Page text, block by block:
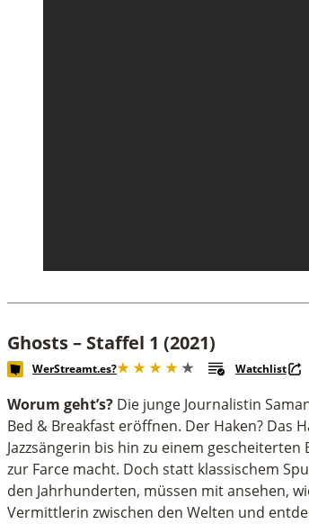
Ghosts – Staffel 1 (2021)
WerStreamt.es? Watchlist
Worum geht’s? Die junge Journalistin
Bed & Breakfast eröffnen. Der Haken? Das
Jazzsängerin bis hin zu einem
zur Farce macht. Doch statt klassischem
den Jahrhunderten, müssen mit ansehen,
Vermittlerin zwischen den Welten und